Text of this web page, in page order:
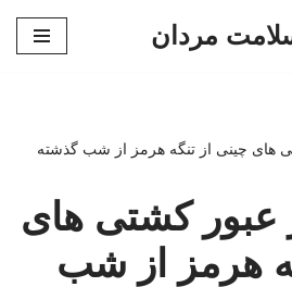
مردان
های چینی از تنگه هرمز از شب گذشته
عبور کشتی های
هرمز از شب